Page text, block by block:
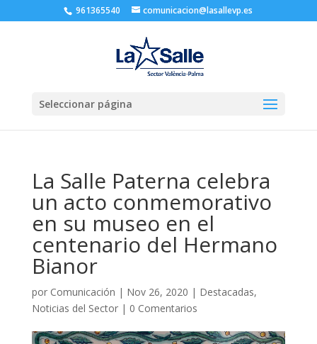
961365540 comunicacion@lasallevp.es
Seleccionar página
La Salle Paterna celebra
un acto conmemorativo
en su museo en el
centenario del Hermano
Bianor
por Comunicación | Nov 26, 2020 | Destacadas,
Noticias del Sector| 0 Comentarios